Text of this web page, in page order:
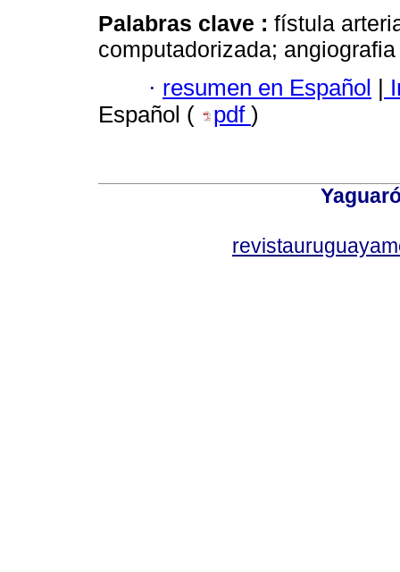
Palabras clave : fístula
computadorizada;
· resumen en Español |
Español (
pdf )